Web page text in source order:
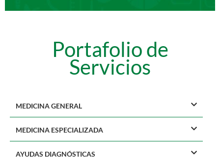
Portafolio de
Servicios
MEDICINA GENERAL
MEDICINA ESPECIALIZADA
AYUDAS DIAGNÓSTICAS